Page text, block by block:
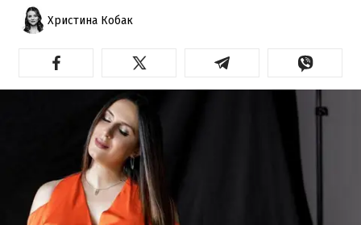
Христина Кобак